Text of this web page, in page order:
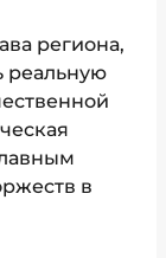
региона,
реальную
в